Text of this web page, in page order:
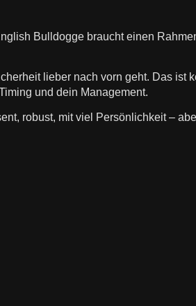
Bulldogge braucht einen
lieber nach vorn geht. Das ist
und dein Management.
robust, mit viel Persönlichkeit –